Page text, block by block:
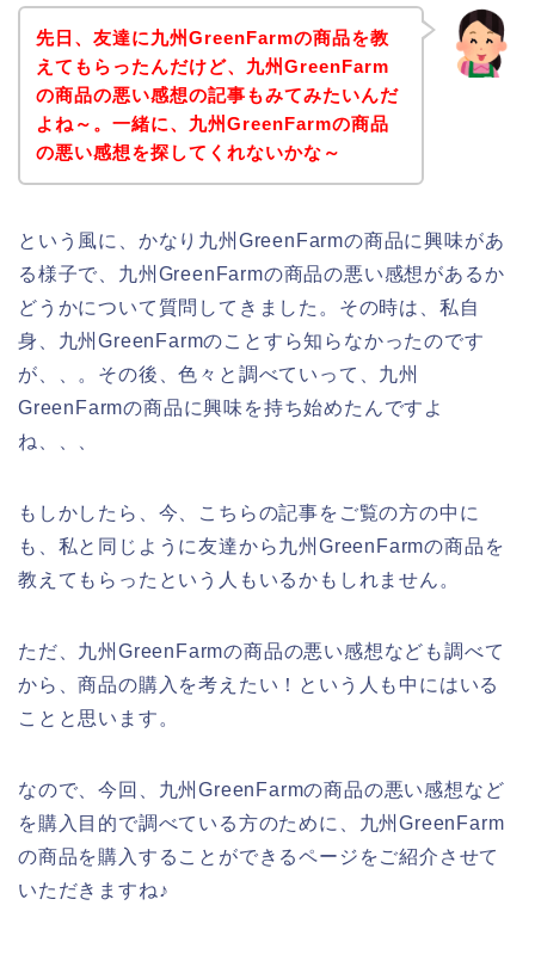
先日、友達に九州GreenFarmの商品を教
えてもらったんだけど、九州GreenFarm
の商品の悪い感想の記事もみてみたいんだ
よね～。一緒に、九州GreenFarmの商品
の悪い感想を探してくれないかな～
という風に、かなり九州GreenFarmの商品に興味があ
る様子で、九州GreenFarmの商品の悪い感想があるか
どうかについて質問してきました。その時は、私自
身、九州GreenFarmのことすら知らなかったのです
が、、。その後、色々と調べていって、九州
GreenFarmの商品に興味を持ち始めたんですよ
ね、、、
もしかしたら、今、こちらの記事をご覧の方の中に
も、私と同じように友達から九州GreenFarmの商品を
教えてもらったという人もいるかもしれません。
ただ、九州GreenFarmの商品の悪い感想なども調べて
から、商品の購入を考えたい！という人も中にはいる
ことと思います。
なので、今回、九州GreenFarmの商品の悪い感想など
を購入目的で調べている方のために、九州GreenFarm
の商品を購入することができるページをご紹介させて
いただきますね♪